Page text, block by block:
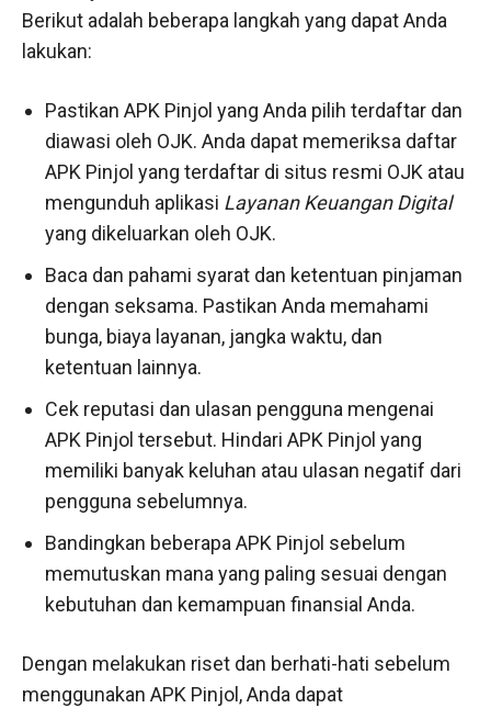
Berikut adalah beberapa langkah yang dapat Anda
lakukan:
Pastikan APK Pinjol yang Anda pilih terdaftar dan
diawasi oleh OJK. Anda dapat memeriksa daftar
APK Pinjol yang terdaftar di situs resmi OJK atau
mengunduh aplikasi Layanan Keuangan Digital
yang dikeluarkan oleh OJK.
Baca dan pahami syarat dan ketentuan pinjaman
dengan seksama. Pastikan Anda memahami
bunga, biaya layanan, jangka waktu, dan
ketentuan lainnya.
Cek reputasi dan ulasan pengguna mengenai
APK Pinjol tersebut. Hindari APK Pinjol yang
memiliki banyak keluhan atau ulasan negatif dari
pengguna sebelumnya.
Bandingkan beberapa APK Pinjol sebelum
memutuskan mana yang paling sesuai dengan
kebutuhan dan kemampuan finansial Anda.
Dengan melakukan riset dan berhati-hati sebelum
menggunakan APK Pinjol, Anda dapat